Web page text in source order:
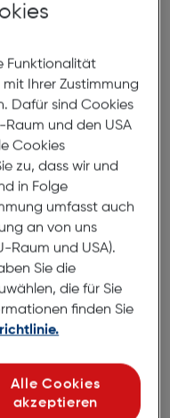
Funktionalität
Ihrer Zustimmung
Dafür sind Cookies
und den USA
Cookies
zu, dass wir und
in Folge
umfasst auch
an von uns
Raum und USA).
Sie die
die für Sie
finden Sie
Alle Cookies
akzeptieren